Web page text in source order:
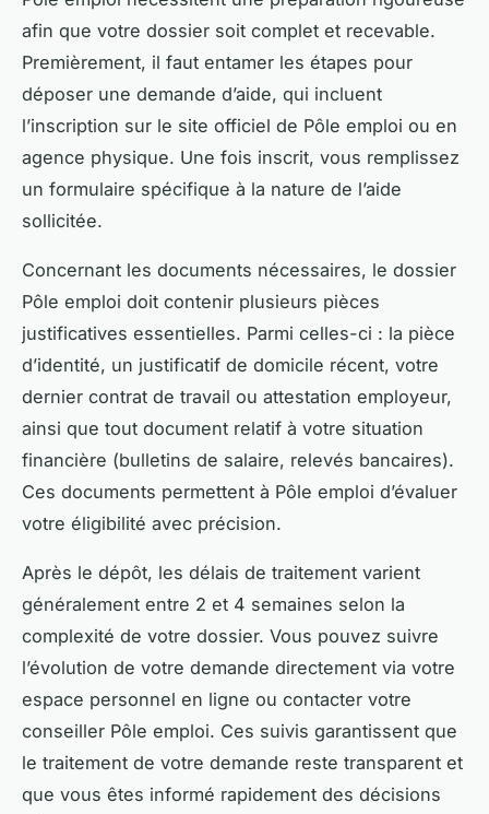
afin que votre dossier soit complet et recevable.
Premièrement, il faut entamer les étapes pour
déposer une demande d’aide, qui incluent
l’inscription sur le site officiel de Pôle emploi ou en
agence physique. Une fois inscrit, vous remplissez
un formulaire spécifique à la nature de l’aide
sollicitée.
Concernant les documents nécessaires, le dossier
Pôle emploi doit contenir plusieurs pièces
justificatives essentielles. Parmi celles-ci : la pièce
d’identité, un justificatif de domicile récent, votre
dernier contrat de travail ou attestation employeur,
ainsi que tout document relatif à votre situation
financière (bulletins de salaire, relevés bancaires).
Ces documents permettent à Pôle emploi d’évaluer
votre éligibilité avec précision.
Après le dépôt, les délais de traitement varient
généralement entre 2 et 4 semaines selon la
complexité de votre dossier. Vous pouvez suivre
l’évolution de votre demande directement via votre
espace personnel en ligne ou contacter votre
conseiller Pôle emploi. Ces suivis garantissent que
le traitement de votre demande reste transparent et
que vous êtes informé rapidement des décisions